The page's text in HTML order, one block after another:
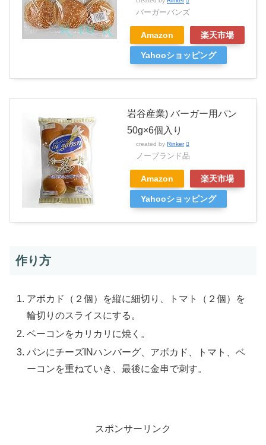
バーガーバンズ
Amazon 楽天市場
Yahooショッピング
岩谷産業) バーガー用パン
50g×6個入り
created by Rinker
ノーブランド品
Amazon 楽天市場
Yahooショッピング
作り方
アボカド（２個）を縦に細切り、トマト（２個）を
輪切りのスライスにする。
ベーコンをカリカリに焼く。
パンにチーズINハンバーグ、アボカド、トマト、ベ
ーコンを重ねていき、最後に金串で刺す。
スポンサーリンク